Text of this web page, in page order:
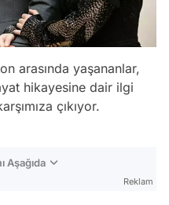
arasında yaşananlar,
hikayesine dair ilgi
çıkıyor.
Aşağıda
Reklam